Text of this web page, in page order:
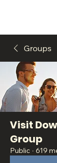
Groups
Visit
Group
Public · 619